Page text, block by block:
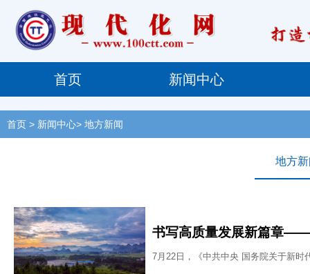
首页 新闻中心
首页 > 新闻中心> 地方新闻
地方
书写高质量发展新篇章——
7月22日，《中共中央 国务院关于新时